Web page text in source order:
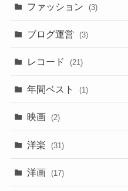
ファッション (3)
ブログ運営 (3)
レコード (21)
年間ベスト (1)
映画 (2)
洋楽 (31)
洋画 (17)